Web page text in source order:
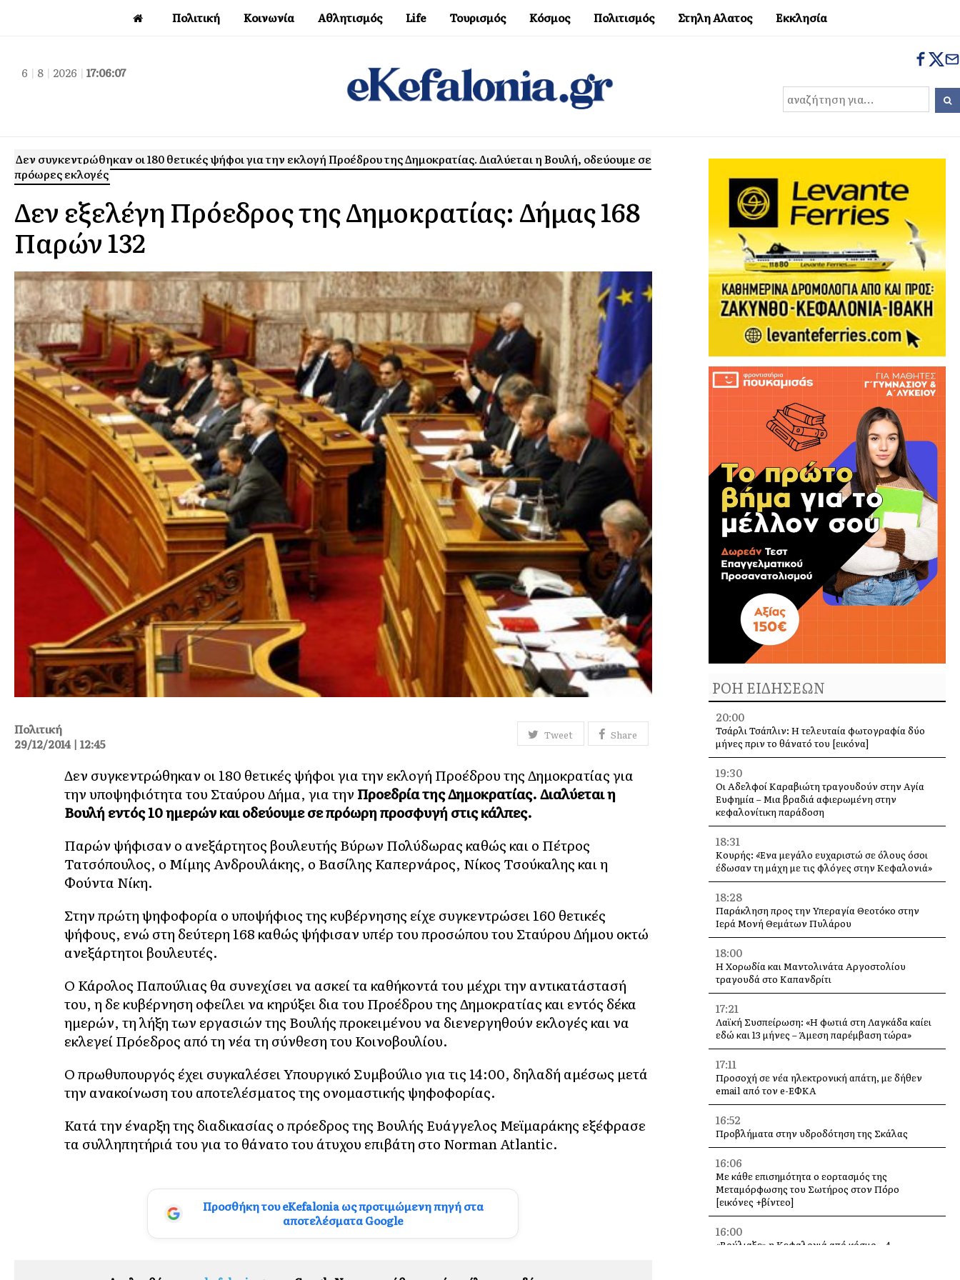
Πολιτική Κοινωνία Αθλητισμός Life Τουρισμός Κόσμος Πολιτισμός Στηλη Αλατος Εκκλησία
6 | 8 | 2026 | 17:06:08
Δεν συγκεντρώθηκαν οι 180 θετικές ψήφοι για την εκλογή Προέδρου της Δημοκρατίας. Διαλύεται η Βουλή, οδεύουμε σε
πρόωρες εκλογές
Δεν εξελέγη Πρόεδρος της Δημοκρατίας: Δήμας 168
Παρών 132
Tweet Share
Πολιτική
29/12/2014 | 12:45
Δεν συγκεντρώθηκαν οι 180 θετικές ψήφοι για την εκλογή Προέδρου της Δημοκρατίας για
την υποψηφιότητα του Σταύρου Δήμα, για την Προεδρία της Δημοκρατίας. Διαλύεται η
Βουλή εντός 10 ημερών και οδεύουμε σε πρόωρη προσφυγή στις κάλπες.
Παρών ψήφισαν ο ανεξάρτητος βουλευτής Βύρων Πολύδωρας καθώς και ο Πέτρος
Τατσόπουλος, ο Μίμης Ανδρουλάκης, ο Βασίλης Καπερνάρος, Νίκος Τσούκαλης και η
Φούντα Νίκη.
Στην πρώτη ψηφοφορία ο υποψήφιος της κυβέρνησης είχε συγκεντρώσει 160 θετικές
ψήφους, ενώ στη δεύτερη 168 καθώς ψήφισαν υπέρ του προσώπου του Σταύρου Δήμου οκτώ
ανεξάρτητοι βουλευτές.
Ο Κάρολος Παπούλιας θα συνεχίσει να ασκεί τα καθήκοντά του μέχρι την αντικατάστασή
του, η δε κυβέρνηση οφείλει να κηρύξει δια του Προέδρου της Δημοκρατίας και εντός δέκα
ημερών, τη λήξη των εργασιών της Βουλής προκειμένου να διενεργηθούν εκλογές και να
εκλεγεί Πρόεδρος από τη νέα τη σύνθεση του Κοινοβουλίου.
Ο πρωθυπουργός έχει συγκαλέσει Υπουργικό Συμβούλιο για τις 14:00, δηλαδή αμέσως μετά
την ανακοίνωση του αποτελέσματος της ονομαστικής ψηφοφορίας.
Κατά την έναρξη της διαδικασίας ο πρόεδρος της Βουλής Ευάγγελος Μεϊμαράκης εξέφρασε
τα συλληπητήριά του για το θάνατο του άτυχου επιβάτη στο Norman Atlantic.
Προσθήκη του eKefalonia ως προτιμώμενη πηγή στα
αποτελέσματα Google
ΡΟΗ ΕΙΔΗΣΕΩΝ
20:00
Τσάρλι Τσάπλιν: Η τελευταία φωτογραφία δύο
μήνες πριν το θάνατό του [εικόνα]
19:30
Οι Αδελφοί Καραβιώτη τραγουδούν στην Αγία
Ευφημία – Μια βραδιά αφιερωμένη στην
κεφαλονίτικη παράδοση
18:31
Κουρής: «Ένα μεγάλο ευχαριστώ σε όλους όσοι
έδωσαν τη μάχη με τις φλόγες στην Κεφαλονιά»
18:28
Παράκληση προς την Υπεραγία Θεοτόκο στην
Ιερά Μονή Θεμάτων Πυλάρου
18:00
Η Χορωδία και Μαντολινάτα Αργοστολίου
τραγουδά στο Καπανδρίτι
17:21
Λαϊκή Συσπείρωση: «Η φωτιά στη Λαγκάδα καίει
εδώ και 13 μήνες – Άμεση παρέμβαση τώρα»
17:11
Προσοχή σε νέα ηλεκτρονική απάτη, με δήθεν
email από τον e-ΕΦΚΑ
16:52
Προβλήματα στην υδροδότηση της Σκάλας
16:06
Με κάθε επισημότητα ο εορτασμός της
Μεταμόρφωσης του Σωτήρος στον Πόρο
[εικόνες +βίντεο]
16:00
«Βούλιαξε» η Κεφαλονιά από κόσμο – 4